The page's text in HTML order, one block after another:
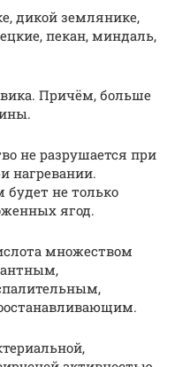
дикой землянике,
пекан, миндаль,
Причём, больше
не разрушается при
нагревании.
не только
ягод.
множеством